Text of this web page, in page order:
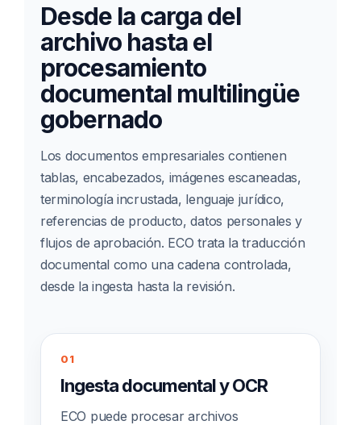
Desde la carga del
archivo hasta el
procesamiento
documental multilingüe
gobernado
Los documentos empresariales contienen
tablas, encabezados, imágenes escaneadas,
terminología incrustada, lenguaje jurídico,
referencias de producto, datos personales y
flujos de aprobación. ECO trata la traducción
documental como una cadena controlada,
desde la ingesta hasta la revisión.
01
Ingesta documental y OCR
ECO puede procesar archivos